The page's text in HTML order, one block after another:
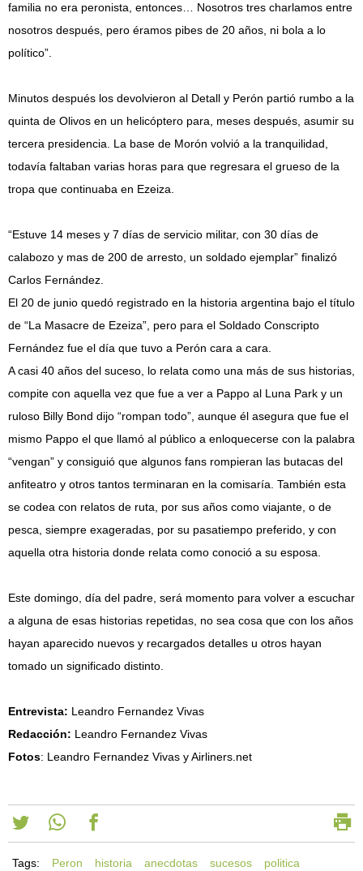
familia no era peronista, entonces… Nosotros tres charlamos entre
nosotros después, pero éramos pibes de 20 años, ni bola a lo
político”.
Minutos después los devolvieron al Detall y Perón partió rumbo a la
quinta de Olivos en un helicóptero para, meses después, asumir su
tercera presidencia. La base de Morón volvió a la tranquilidad,
todavía faltaban varias horas para que regresara el grueso de la
tropa que continuaba en Ezeiza.
“Estuve 14 meses y 7 días de servicio militar, con 30 días de
calabozo y mas de 200 de arresto, un soldado ejemplar” finalizó
Carlos Fernández.
El 20 de junio quedó registrado en la historia argentina bajo el título
de “La Masacre de Ezeiza”, pero para el Soldado Conscripto
Fernández fue el día que tuvo a Perón cara a cara.
A casi 40 años del suceso, lo relata como una más de sus historias,
compite con aquella vez que fue a ver a Pappo al Luna Park y un
ruloso Billy Bond dijo “rompan todo”, aunque él asegura que fue el
mismo Pappo el que llamó al público a enloquecerse con la palabra
“vengan” y consiguió que algunos fans rompieran las butacas del
anfiteatro y otros tantos terminaran en la comisaría. También esta
se codea con relatos de ruta, por sus años como viajante, o de
pesca, siempre exageradas, por su pasatiempo preferido, y con
aquella otra historia donde relata como conoció a su esposa.
Este domingo, día del padre, será momento para volver a escuchar
a alguna de esas historias repetidas, no sea cosa que con los años
hayan aparecido nuevos y recargados detalles u otros hayan
tomado un significado distinto.
Entrevista: Leandro Fernandez Vivas
Redacción: Leandro Fernandez Vivas
Fotos: Leandro Fernandez Vivas y Airliners.net
Tags: Peron historia anecdotas sucesos
politica